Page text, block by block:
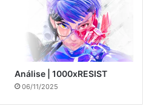
Análise | 1000xRESIST
06/11/2025